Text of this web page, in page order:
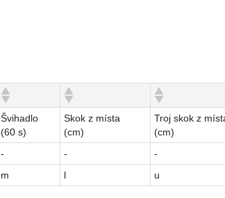
Švihadlo
(60 s)
Skok z místa
(cm)
Troj skok z
(cm)
- - -
m l u